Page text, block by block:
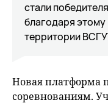
стали
благодаря
территории
Новая платформа
соревнованиям.